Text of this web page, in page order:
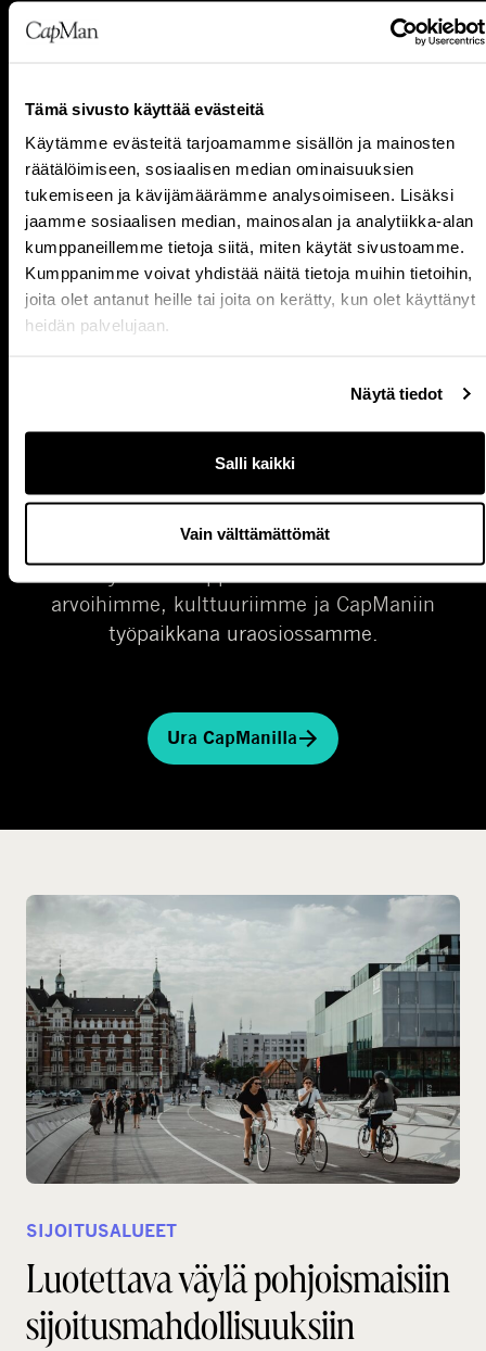
Tämä sivusto käyttää evästeitä
Käytämme evästeitä tarjoamamme sisällön ja mainosten
räätälöimiseen, sosiaalisen median ominaisuuksien
tukemiseen ja kävijämäärämme analysoimiseen. Lisäksi
jaamme sosiaalisen median, mainosalan ja analytiikka-alan
kumppaneillemme tietoja siitä, miten käytät sivustoamme.
Kumppanimme voivat yhdistää näitä tietoja muihin tietoihin,
joita olet antanut heille tai joita on kerätty, kun olet käyttänyt
heidän palvelujaan.
Näytä tiedot
Salli kaikki
Vain välttämättömät
CapManin menestys perustuu osaavaan ja
motivoituneeseen henkilöstöön. CapManilaisia
asenne sekä eteenpäinkatsova
Työllistämme yli 200 henkilöä Helsingissä,
Tukholmassa, Kööpenhaminassa, Oslossa,
Luxemburgissa, Lontoossa ja Düsseldorfissa.
Tutustu meihin
URA CAPMANILLA
Etsimme jatkuvasti uusia capmanilaisia
liittymään huipptiimiimme. Tutustu
arvoihimme, kulttuuriimme ja CapManiin
työpaikkana uraosiossamme.
Ura CapManilla
SIJOITUSALUEET
Luotettava väylä pohjoismaisiin
sijoitusmahdollisuuksiin